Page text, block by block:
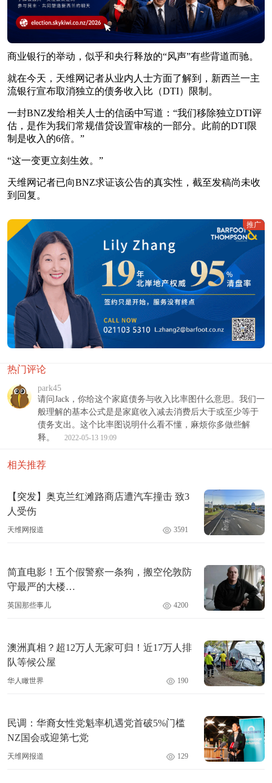
商业银行的举动，似乎和央行释放的“风声”有些背道而驰。
就在今天，天维网记者从业内人士方面了解到，新西兰一主
流银行宣布取消独立的债务收入比（DTI）限制。
一封BNZ发给相关人士的信函中写道：“我们移除独立DTI评
估，是作为我们常规借贷设置审核的一部分。此前的DTI限
制是收入的6倍。”
“这一变更立刻生效。”
天维网记者已向BNZ求证该公告的真实性，截至发稿尚未收
到回复。
推广
热门评论
park45
请问Jack，你给这个家庭债务与收入比率图什么意思。我们一
般理解的基本公式是是家庭收入减去消费后大于或至少等于
债务支出。这个比率图说明什么看不懂，麻烦你多做些解
释。
2022-05-13 19:09
相关推荐
【突发】奥克兰红滩路商店遭汽车撞击 致3
人受伤
天维网报道 3591
简直电影！五个假警察一条狗，搬空伦敦防
守最严的大楼…
英国那些事儿 4200
澳洲真相？超12万人无家可归！近17万人排
队等候公屋
华人瞰世界 190
民调：华裔女性党魁率机遇党首破5%门槛
NZ国会或迎第七党
天维网报道 129